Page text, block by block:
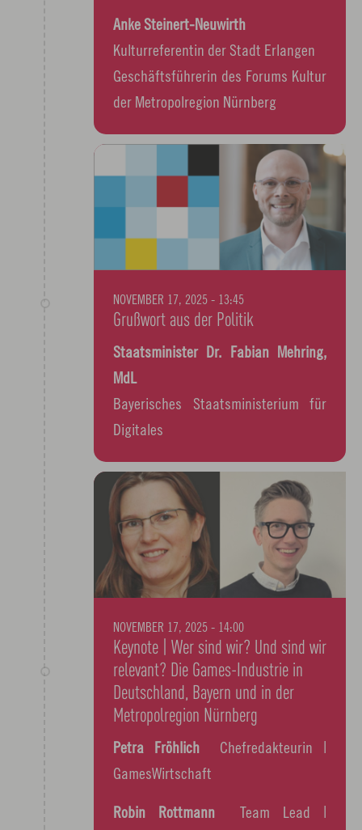
Anke Steinert-Neuwirth
Kulturreferentin der Stadt Erlangen
Geschäftsführerin des Forums Kultur
der Metropolregion Nürnberg
NOVEMBER 17, 2025 - 13:45
Grußwort aus der Politik
Staatsminister Dr. Fabian Mehring,
MdL
Bayerisches Staatsministerium für
Digitales
NOVEMBER 17, 2025 - 14:00
Keynote | Wer sind wir? Und sind wir
relevant? Die Games-Industrie in
Deutschland, Bayern und in der
Metropolregion Nürnberg
Petra Fröhlich
Chefredakteurin |
GamesWirtschaft
Robin Rottmann
Team Lead |